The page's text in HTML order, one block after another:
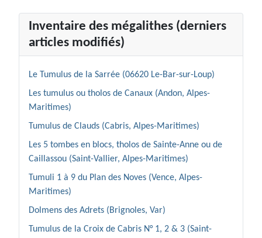
Inventaire des mégalithes (derniers
articles modifiés)
Le Tumulus de la Sarrée (06620 Le-Bar-sur-Loup)
Les tumulus ou tholos de Canaux (Andon, Alpes-
Maritimes)
Tumulus de Clauds (Cabris, Alpes-Maritimes)
Les 5 tombes en blocs, tholos de Sainte-Anne ou de
Caillassou (Saint-Vallier, Alpes-Maritimes)
Tumuli 1 à 9 du Plan des Noves (Vence, Alpes-
Maritimes)
Dolmens des Adrets (Brignoles, Var)
Tumulus de la Croix de Cabris N° 1, 2 & 3 (Saint-